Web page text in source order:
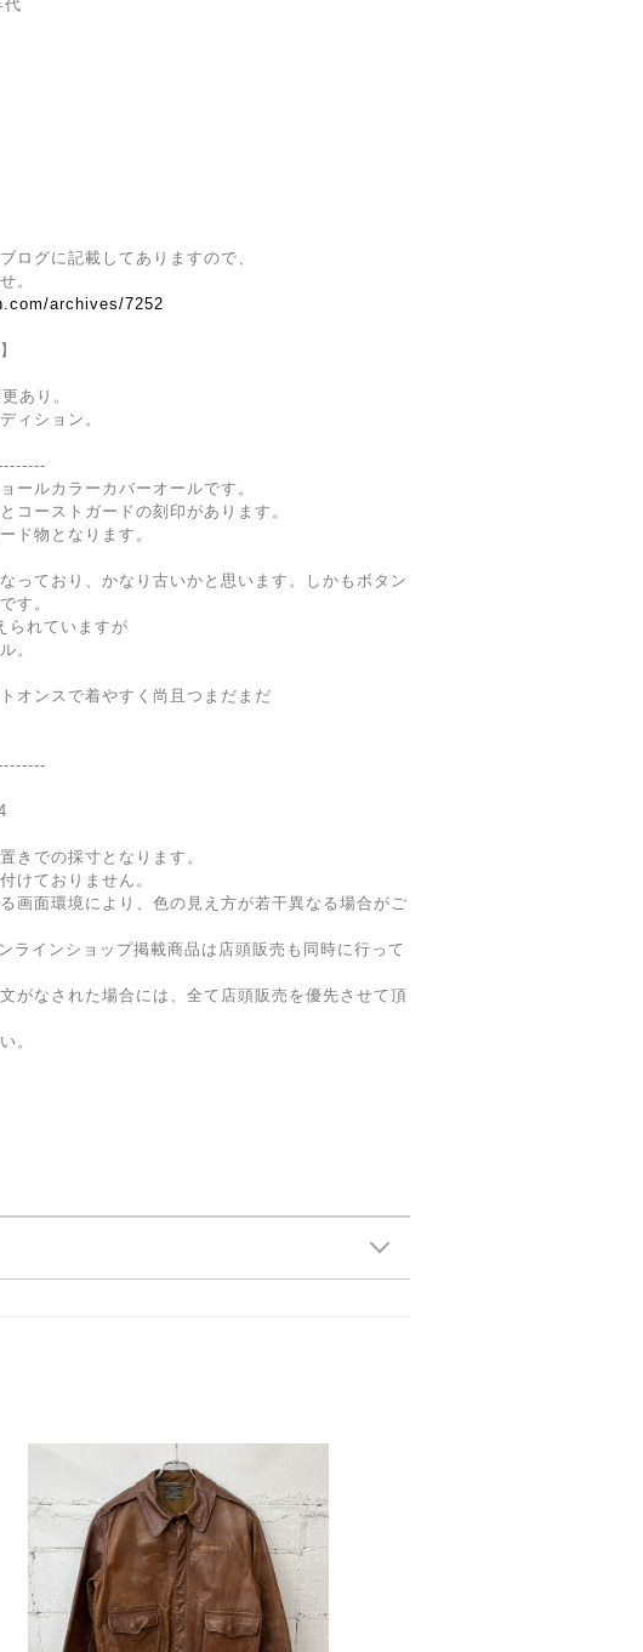
代
ログに記載してありますので、
。
archives/7252
あり。
ィション。
ールカラーカバーオールです。
コーストガードの刻印があります。
ド物となります。
っており、かなり古いかと思います。しかもボタン
す。
られていますが
。
オンスで着やすく尚且つまだまだ
きでの採寸となります。
けておりません。
画面環境により、色の見え方が若干異なる場合がご
ラインショップ掲載商品は店頭販売も同時に行って
がなされた場合には、全て店頭販売を優先させて頂
。